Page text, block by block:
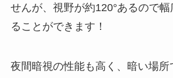
せんが、視野が約120°あるので
ることができます！
夜間暗視の性能も高く、暗い場所